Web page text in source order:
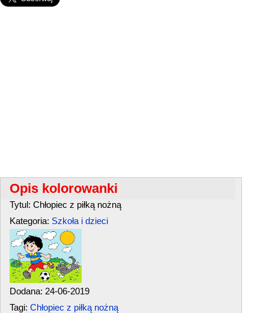
Opis kolorowanki
Tytul: Chłopiec z piłką nożną
Kategoria: Szkoła i dzieci
Dodana: 24-06-2019
Tagi: Chłopiec z piłką nożną